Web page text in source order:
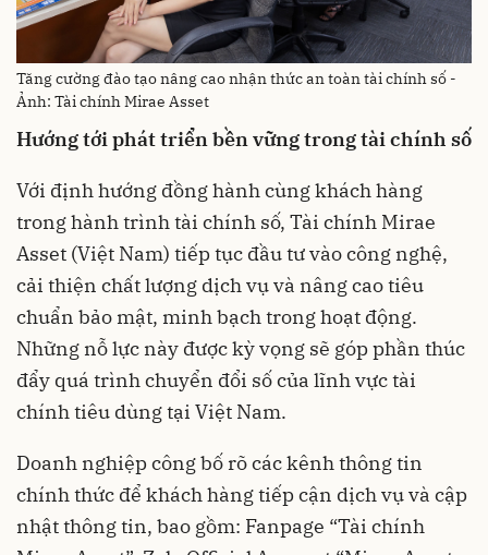
Tăng cường đào tạo nâng cao nhận thức an toàn tài chính số -
Ảnh: Tài chính Mirae Asset
Hướng tới phát triển bền vững trong tài chính số
Với định hướng đồng hành cùng khách hàng
trong hành trình tài chính số, Tài chính Mirae
Asset (Việt Nam) tiếp tục đầu tư vào công nghệ,
cải thiện chất lượng dịch vụ và nâng cao tiêu
chuẩn bảo mật, minh bạch trong hoạt động.
Những nỗ lực này được kỳ vọng sẽ góp phần thúc
đẩy quá trình chuyển đổi số của lĩnh vực tài
chính tiêu dùng tại Việt Nam.
Doanh nghiệp công bố rõ các kênh thông tin
chính thức để khách hàng tiếp cận dịch vụ và cập
nhật thông tin, bao gồm: Fanpage “Tài chính